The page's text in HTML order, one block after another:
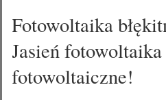
Fotowoltaika
Jasień
fotowoltaiczne!